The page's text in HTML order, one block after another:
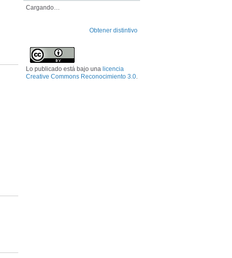
Cargando…
Obtener distintivo
Lo publicado está bajo una licencia
Creative Commons Reconocimiento 3.0.